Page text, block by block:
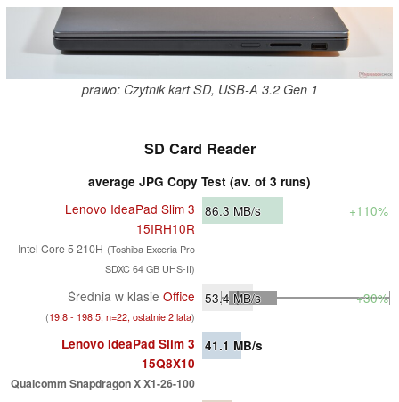
prawo: Czytnik kart SD, USB-A 3.2 Gen 1
SD Card Reader
average JPG Copy Test (av. of 3 runs)
Lenovo IdeaPad Slim 3
15IRH10R
Intel Core 5 210H (Toshiba Exceria Pro
SDXC 64 GB UHS-II)
86.3 MB/s +110%
Średnia w klasie Office
(19.8 - 198.5, n=22, ostatnie 2 lata)
53.4 MB/s +30%
Lenovo IdeaPad Slim 3
15Q8X10
Qualcomm Snapdragon X X1-26-100
41.1 MB/s